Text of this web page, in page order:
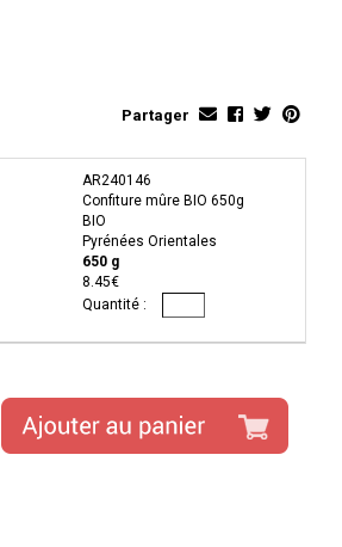
Partager
AR240146
Confiture mûre BIO 650g
BIO
Pyrénées Orientales
650 g
8.45€